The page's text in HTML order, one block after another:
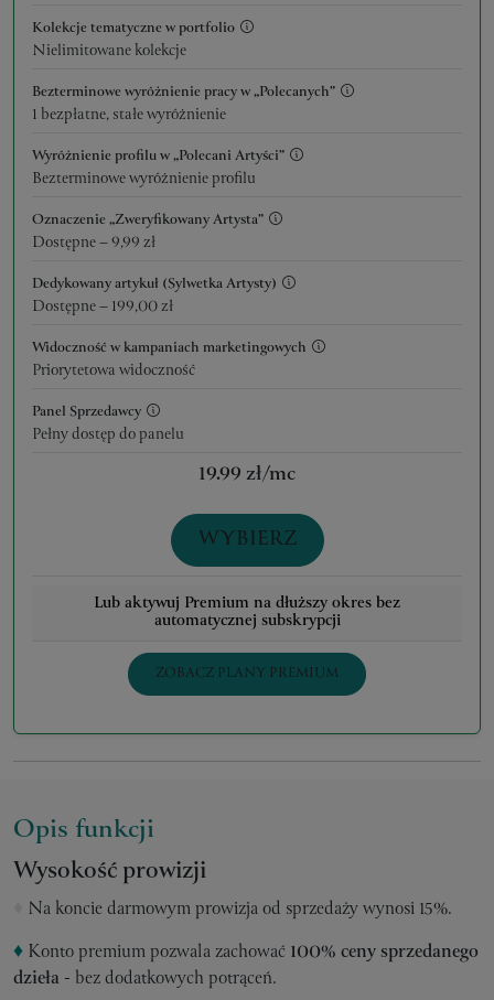
Kolekcje tematyczne w portfolio
Nielimitowane kolekcje
Bezterminowe wyróżnienie pracy w „Polecanych”
1 bezpłatne, stałe wyróżnienie
Wyróżnienie profilu w „Polecani Artyści”
Bezterminowe wyróżnienie profilu
Oznaczenie „Zweryfikowany Artysta”
Dostępne – 9,99 zł
Dedykowany artykuł (Sylwetka Artysty)
Dostępne – 199,00 zł
Widoczność w kampaniach marketingowych
Priorytetowa widoczność
Panel Sprzedawcy
Pełny dostęp do panelu
19.99 zł/mc
WYBIERZ
Lub aktywuj Premium na dłuższy okres bez
automatycznej subskrypcji
ZOBACZ PLANY PREMIUM
Opis funkcji
Wysokość prowizji
Na koncie darmowym prowizja od sprzedaży wynosi 15%.
♦ Konto premium pozwala zachować 100% ceny sprzedanego
dzieła - bez dodatkowych potrąceń.